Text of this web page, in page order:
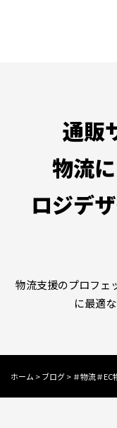
通販
物流
ロジデ
物流支援のプロフェ
に最適
ホーム >ブログ> ＃物流＃EC